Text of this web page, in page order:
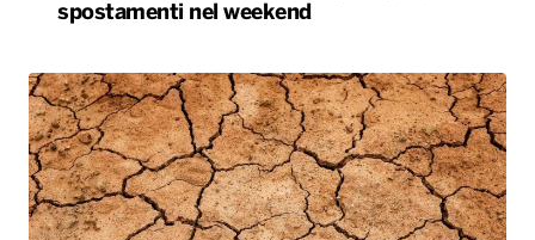
Siccità, allarme nel 60% del territorio
italiano. Costi per l’irrigazione alle stelle